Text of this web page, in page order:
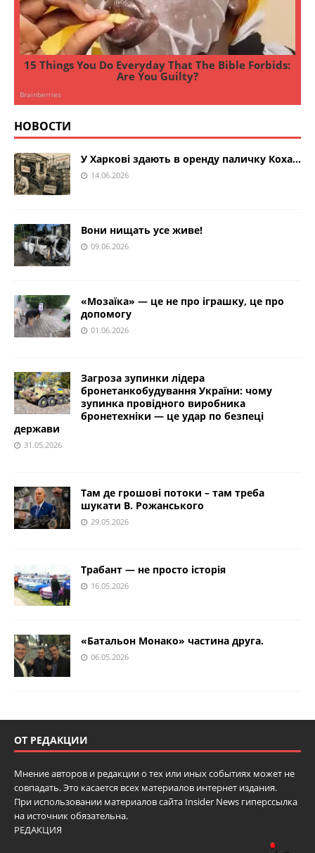
НОВОСТИ
У Харкові здають в оренду паличку Коха…
14.06.2026
Вони нищать усе живе!
09.06.2026
«Мозаїка» — це не про іграшку, це про
допомогу
01.06.2026
Загроза зупинки лідера
бронетанкобудування України: чому
зупинка провідного виробника
бронетехніки — це удар по безпеці
держави
31.05.2026
Там де грошові потоки – там треба
шукати В. Рожанського
29.05.2026
Трабант — не просто історія
16.05.2026
«Батальон Монако» частина друга.
06.05.2026
ОТ РЕДАКЦИИ
Мнение авторов и редакции о тех или иных событиях может не
совпадать. Это касается всех материалов интернет издания.
При использовании материалов сайта Insider News гиперссылка
на источник обязательна.
РЕДАКЦИЯ